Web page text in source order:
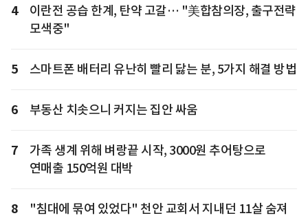
4
이란전 공습 한계, 탄약 고갈… "美합참의장, 출구전략
모색중"
5 스마트폰 배터리 유난히 빨리 닳는 분, 5가지 해결 방법
6 부동산 치솟으니 커지는 집안 싸움
7
가족 생계 위해 벼랑끝 시작, 3000원 추어탕으로
연매출 150억원 대박
8 "침대에 묶여 있었다" 천안 교회서 지내던 11살 숨져